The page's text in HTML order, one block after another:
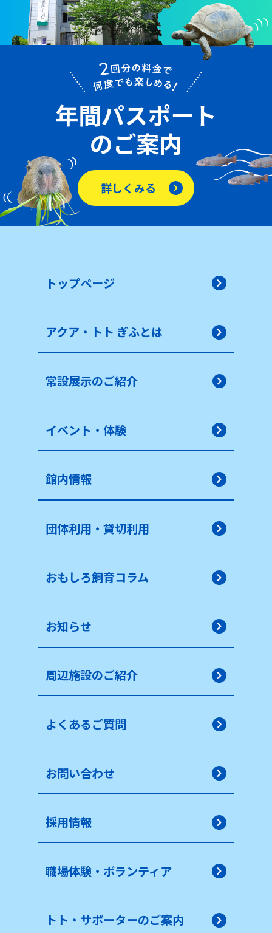
年間パスポート
のご案内
詳しくみる
トップページ
アクア・トト ぎふとは
常設展示のご紹介
イベント・体験
館内情報
団体利用・貸切利用
おもしろ飼育コラム
お知らせ
周辺施設のご紹介
よくあるご質問
お問い合わせ
採用情報
職場体験・ボランティア
トト・サポーターのご案内